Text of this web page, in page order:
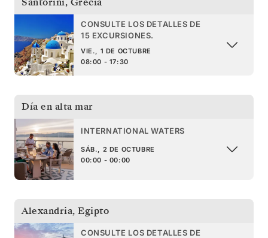
CONSULTE LOS DETALLES DE
15 EXCURSIONES.
VIE., 1 DE OCTUBRE
08:00 - 17:30
Día en alta mar
INTERNATIONAL WATERS
SÁB., 2 DE OCTUBRE
00:00 - 00:00
Alexandria, Egipto
CONSULTE LOS DETALLES DE